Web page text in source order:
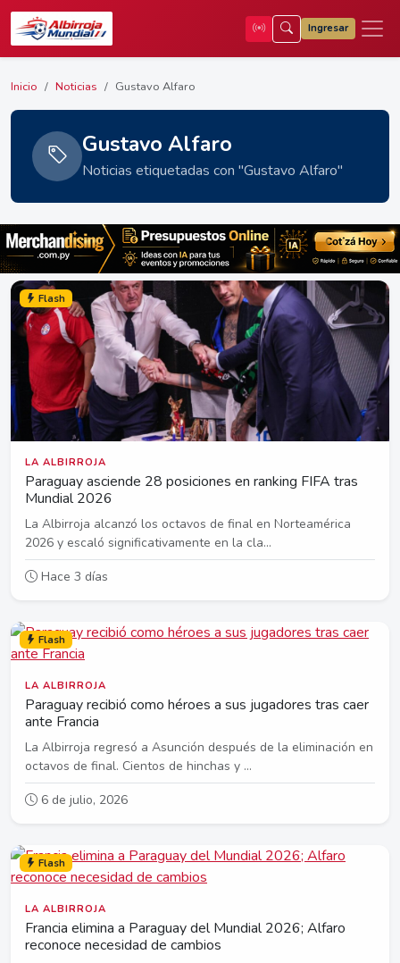
Ingresar
Inicio Noticias Gustavo Alfaro
Gustavo Alfaro
Noticias etiquetadas con "Gustavo Alfaro"
Flash
LA ALBIRROJA
Paraguay asciende 28 posiciones en ranking FIFA tras
Mundial 2026
La Albirroja alcanzó los octavos de final en Norteamérica
2026 y escaló significativamente en la cla...
Hace 3 días
Flash
LA ALBIRROJA
Paraguay recibió como héroes a sus jugadores tras caer
ante Francia
La Albirroja regresó a Asunción después de la eliminación en
octavos de final. Cientos de hinchas y ...
6 de julio, 2026
Flash
LA ALBIRROJA
Francia elimina a Paraguay del Mundial 2026; Alfaro
reconoce necesidad de cambios